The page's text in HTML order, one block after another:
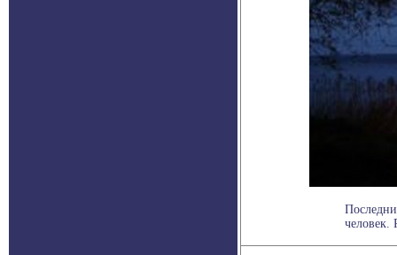
человек.